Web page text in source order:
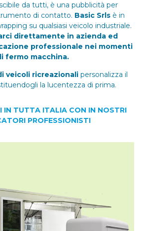
da tutti, è una pubblicità per
di contatto. Basic Srlsè in
su qualsiasi veicolo industriale.
direttamente in azienda ed
professionale nei momenti
fermo macchina.
veicoli ricreazionali personalizza il
la lucentezza di prima.
IN TUTTA ITALIA CON IN NOSTRI
PROFESSIONISTI